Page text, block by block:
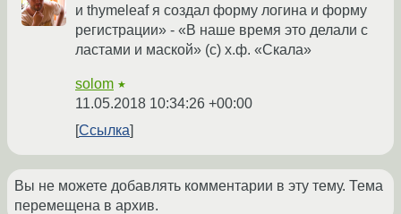
и thymeleaf я создал форму логина и форму
регистрации» - «В наше время это делали с
ластами и маской» (с) х.ф. «Скала»
solom ★
11.05.2018 10:34:26 +00:00
Ссылка
Вы не можете добавлять комментарии в эту тему. Тема
перемещена в архив.